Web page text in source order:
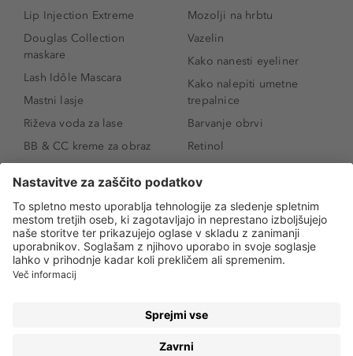
Lip Injection Extreme
Douglas Collection
maskare
Lash Idôle Mascara
Mastni lasje
Riževa voda za lase
BB & CC kreme za obraz
SPF 30
Senčila za oči
Tekoči puder
Ličenje povešenih vek
Kako povečati oči
Mozolji na hrbtu
Vazelin
Kako nanesti eyeliner
Kako nalepiti umetne
trepalnice
Barvanje obrvi
Retinol
Niacinamid
Rozacea
Salicilna kislina